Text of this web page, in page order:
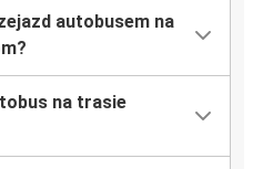
autobusem na
na trasie